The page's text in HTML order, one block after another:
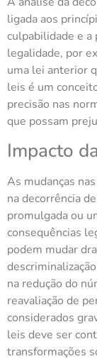
ligada aos
culpabilidade e a
legalidade, por
uma lei anterior
leis é um
precisão nas
que possam
Impacto
As mudanças
na decorrência
promulgada ou
consequências
podem mudar
na redução do
reavaliação de
considerados
leis deve ser
transformações